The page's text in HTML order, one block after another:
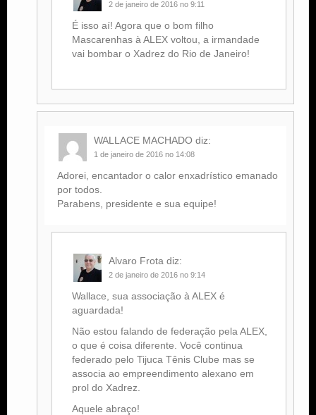
2 de janeiro de 2016 no 9:11
É isso aí! Agora que o bom filho
Mascarenhas à ALEX voltou, a irmandade
vai bombar o Xadrez do Rio de Janeiro!
WALLACE MACHADO diz:
1 de janeiro de 2016 no 14:08
Adorei, encantador o calor enxadrístico emanado
por todos.
Parabens, presidente e sua equipe!
Alvaro Frota diz:
2 de janeiro de 2016 no 9:14
Wallace, sua associação à ALEX é
aguardada!
Não estou falando de federação pela ALEX,
o que é coisa diferente. Você continua
federado pelo Tijuca Tênis Clube mas se
associa ao empreendimento alexano em
prol do Xadrez.
Aquele abraço!